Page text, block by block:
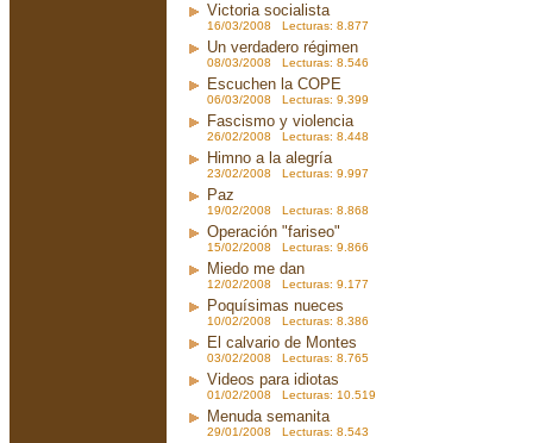
Victoria socialista
16/03/2008 Lecturas: 8.877
Un verdadero régimen
08/03/2008 Lecturas: 8.546
Escuchen la COPE
06/03/2008 Lecturas: 9.399
Fascismo y violencia
26/02/2008 Lecturas: 8.448
Himno a la alegría
23/02/2008 Lecturas: 9.997
Paz
19/02/2008 Lecturas: 8.868
Operación "fariseo"
15/02/2008 Lecturas: 9.866
Miedo me dan
12/02/2008 Lecturas: 9.177
Poquísimas nueces
10/02/2008 Lecturas: 8.386
El calvario de Montes
03/02/2008 Lecturas: 8.765
Videos para idiotas
01/02/2008 Lecturas: 10.519
Menuda semanita
29/01/2008 Lecturas: 8.543